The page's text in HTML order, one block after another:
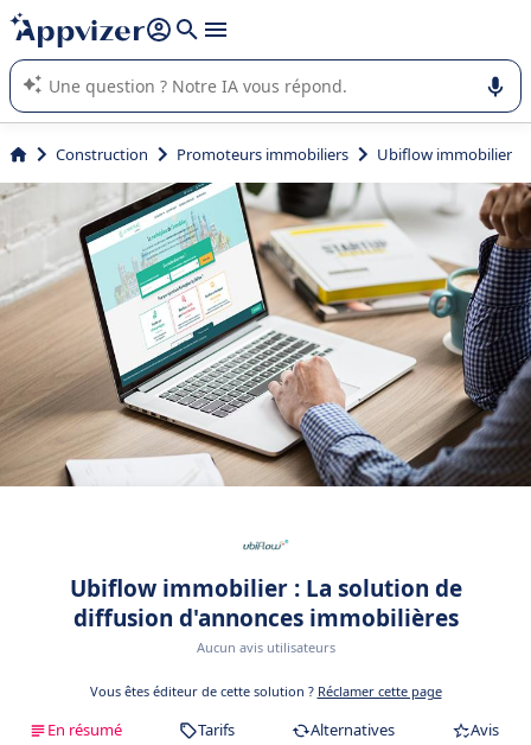
répondre (plusieurs lignes avec
L'IA de Appvizer vous guide dans l'utilisation ou la sélection de
logiciel SaaS en entreprise.
Construction Promoteurs immobiliers Ubiflow immobilier
Ubiflow immobilier : La solution de
diffusion d'annonces immobilières
Aucun avis utilisateurs
Vous êtes éditeur de cette solution ? Réclamer cette page
En résumé Tarifs Alternatives Avis